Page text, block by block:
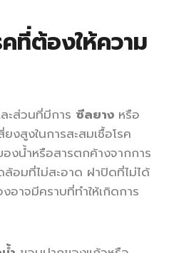
ที่ต้องให้ความ
ะส่วนที่มีการ ซีลยาง หรือ
งสูงในการสะสมเชื้อโรค
งน้ำหรือสารตกค้างจากการ
ล้อมที่ไม่สะอาด ฝาปิดที่ไม่ได้
อาจมีคราบที่ทำให้เกิดการ